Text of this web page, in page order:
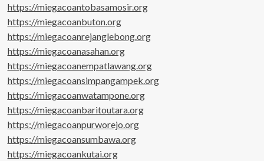
https://miegacoantobasamosir.org
https://miegacoanbuton.org
https://miegacoanrejanglebong.org
https://miegacoanasahan.org
https://miegacoanempatlawang.org
https://miegacoansimpangampek.org
https://miegacoanwatampone.org
https://miegacoanbaritoutara.org
https://miegacoanpurworejo.org
https://miegacoansumbawa.org
https://miegacoankutai.org